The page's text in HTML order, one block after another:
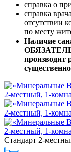
справка о
справка
отсутствии
по месту
Наличие
производит
Стандарт 2-